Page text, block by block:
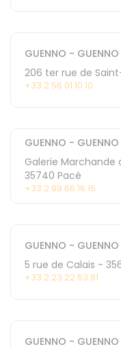
GUENNO -
206 ter rue de
+33 2 56 01 10 10
GUENNO -
Galerie Marchande
35740 Pacé
+33 2 99 66 16 16
GUENNO -
5 rue de Calais -
+33 2 23 22 63 81
GUENNO -